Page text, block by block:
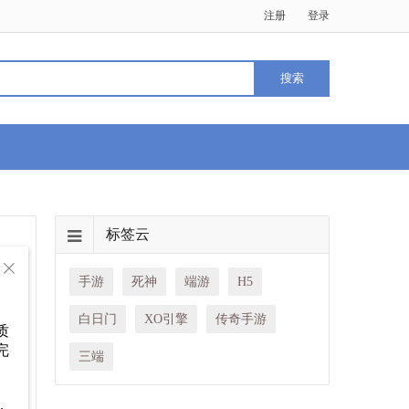
注册 登录
标签云
手游 死神 端游 H5
白日门 XO引擎 传奇手游
三端
